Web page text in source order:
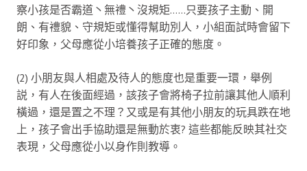
察小孩是否霸道丶無禮丶沒規矩……只要孩子主動、開
朗、有禮貌、守規矩或懂得幫助別人，小組面試時會留下
好印象，父母應從小培養孩子正確的態度。
(2) 小朋友與人相處及待人的態度也是重要一環，舉例
説，有人在後面經過，該孩子會將椅子拉前讓其他人順利
橫過，還是置之不理？又或是有其他小朋友的玩具跌在地
上，孩子會出手協助還是無動於衷? 這些都能反映其社交
表現，父母應從小以身作則教導。